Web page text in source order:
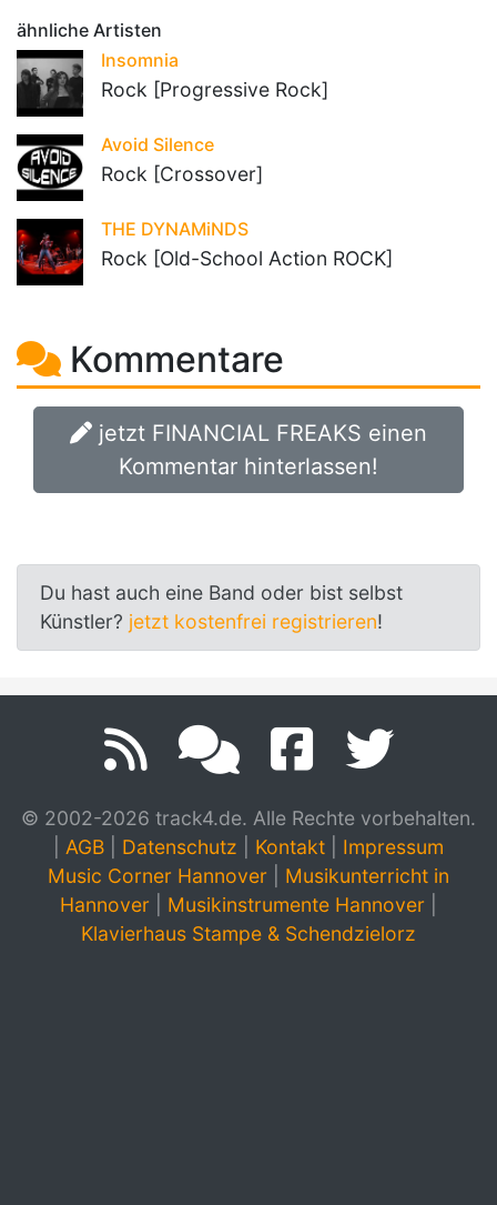
ähnliche Artisten
Insomnia
Rock [Progressive Rock]
Avoid Silence
Rock [Crossover]
THE DYNAMiNDS
Rock [Old-School Action ROCK]
Kommentare
jetzt FINANCIAL FREAKS einen
Kommentar hinterlassen!
Du hast auch eine Band oder bist selbst
Künstler? jetzt kostenfrei registrieren!
© 2002-2026 track4.de. Alle Rechte vorbehalten.
AGB Datenschutz Kontakt
Impressum
Music Corner Hannover
Musikunterricht in
Hannover
Musikinstrumente Hannover
Klavierhaus Stampe & Schendzielorz